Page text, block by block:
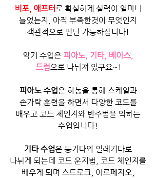
비포, 애프터로 확실하게 실력이 얼마나
늘었는지, 아직 부족한것이 무엇인지
객관적으로 판단 가능하십니다!
악기 수업은 피아노, 기타, 베이스,
드럼으로 나눠져 있구요~!
피아노 수업은 하농을 통해 스케일과
손가락 훈련을 하면서 다양한 코드를
배우고 코드 체인지와 반주법을 익히는
수업입니다!
기타 수업은 통기타와 일레기타로
나뉘게 되는데 코드 운지법, 코드 체인지를
배우게 되며 스트로크, 아르페지오,